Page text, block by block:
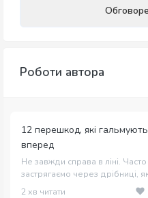
Роботи автора
12 перешкод, які
вперед
Не завжди справа в ліні.
застрягаємо через дрібниці,
2 хв читати